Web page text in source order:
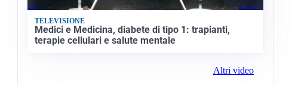
TELEVISIONE
Medici e Medicina, diabete di tipo 1: trapianti,
terapie cellulari e salute mentale
Altri video